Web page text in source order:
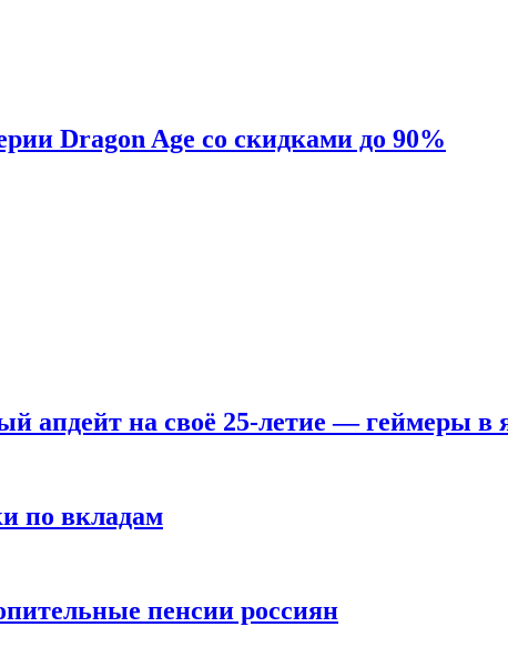
Dragon Age со скидками до 90%
апдейт на своё 25-летие — геймеры в
по вкладам
пенсии россиян